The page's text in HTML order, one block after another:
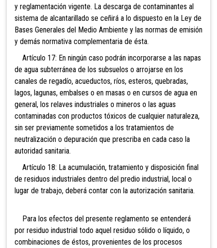
y reglamentación vigente. La descarga de contaminantes al
sistema de alcantarillado se ceñirá a lo dispuesto en la Ley de
Bases Generales del Medio Ambiente y las normas de emisión
y demás normativa complementaria de ésta.
Artículo 17: En ningún caso podrán incorporarse a las napas
de agua subterránea de los subsuelos o arrojarse en los
canales de regadío, acueductos, ríos, esteros, quebradas,
lagos, lagunas, embalses o en masas o en cursos de agua en
general, los relaves industriales o mineros o las aguas
contaminadas con productos tóxicos de cualquier naturaleza,
sin ser previamente sometidos a los tratamientos de
neutralización o depuración que prescriba en cada caso la
autoridad sanitaria.
Artículo 18: La acumulación, tratamiento y disposición final
de residuos industriales dentro del predio industrial, local o
lugar de trabajo, deberá contar con la autorización sanitaria.
Para los efectos del presente reglamento se entenderá
por residuo industrial todo aquel residuo sólido o líquido, o
combinaciones de éstos, provenientes de los procesos